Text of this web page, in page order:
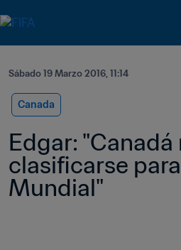
Sábado 19 Marzo 2016, 11:14
Canada
Edgar:
clasificarse
Mundial"